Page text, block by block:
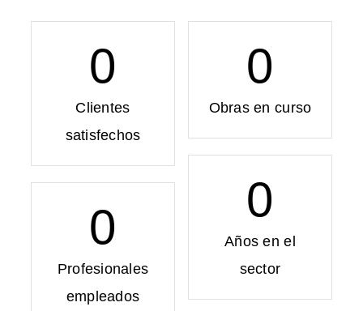
0
Obras en curso
0
Años en el
sector
0
Clientes
satisfechos
0
Profesionales
empleados